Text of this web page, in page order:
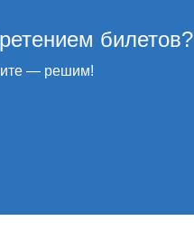
билетов?
— решим!